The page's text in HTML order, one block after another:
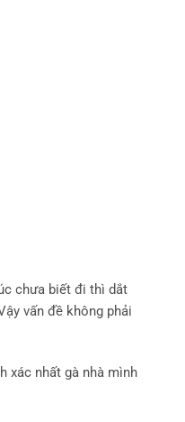
chưa biết đi thì dắt
vấn đề không phải
xác nhất gà nhà mình